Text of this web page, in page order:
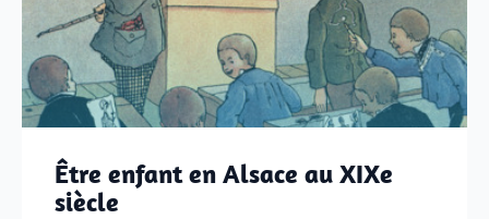
Être enfant en Alsace au XIXe
siècle